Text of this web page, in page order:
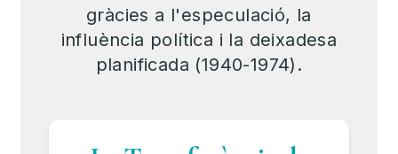
gràcies a l'especulació, la
influència política i la deixadesa
planificada (1940-1974).